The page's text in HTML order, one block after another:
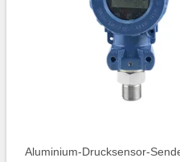
Aluminium-Drucksensor-